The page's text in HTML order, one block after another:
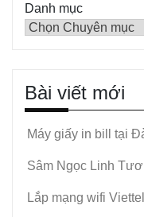
Danh mục
Bài viết mới
Máy giấy in bill tại
Sâm Ngọc Linh
Lắp mạng wifi